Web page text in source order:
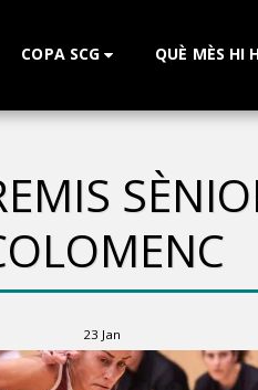
COPA SCG QUÈ MÈS HI
23 Jan